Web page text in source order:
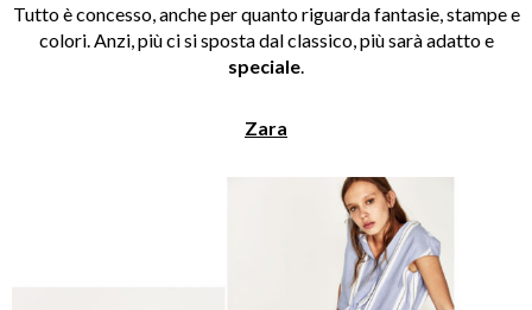
Tutto è concesso, anche per quanto riguarda fantasie, stampe e
colori. Anzi, più ci si sposta dal classico, più sarà adatto e
speciale
Zara